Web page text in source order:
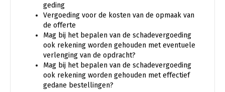
geding
Vergoeding voor de kosten van de opmaak van
de offerte
Mag bij het bepalen van de schadevergoeding
ook rekening worden gehouden met eventuele
verlenging van de opdracht?
Mag bij het bepalen van de schadevergoeding
ook rekening worden gehouden met effectief
gedane bestellingen?